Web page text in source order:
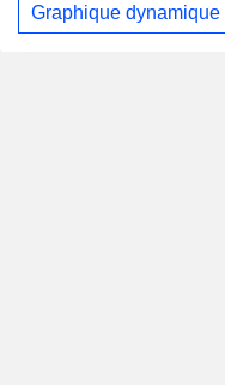
Graphique dynamique